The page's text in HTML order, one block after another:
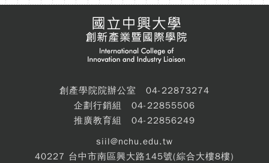
創產學院院辦公室 04-22873274
企劃行銷組 04-22855506
推廣教育組 04-22856249
siil@nchu.edu.tw
40227 台中市南區興大路145號(綜合大樓8樓)